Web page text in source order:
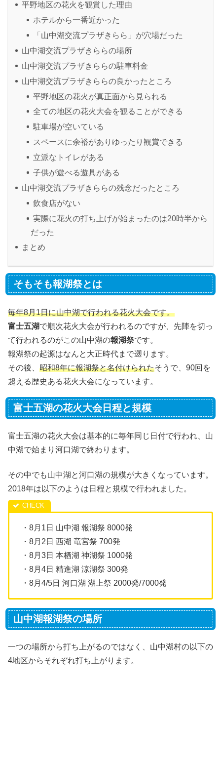
平野地区の花火を観賞した理由
ホテルから一番近かった
「山中湖交流プラザきらら」が穴場だった
山中湖交流プラザきららの場所
山中湖交流プラザきららの駐車料金
山中湖交流プラザきららの良かったところ
平野地区の花火が真正面から見られる
全ての地区の花火大会を観ることができる
駐車場が空いている
スペースに余裕がありゆったり観賞できる
立派なトイレがある
子供が遊べる遊具がある
山中湖交流プラザきららの残念だったところ
飲食店がない
実際に花火の打ち上げが始まったのは20時半から
だった
まとめ
そもそも報湖祭とは
毎年8月1日に山中湖で行われる花火大会です。
富士五湖で順次花火大会が行われるのですが、先陣を切っ
て行われるのがこの山中湖の報湖祭です。
報湖祭の起源はなんと大正時代まで遡ります。
その後、 昭和8年に報湖祭と名付けられたそうで、90回を
超える歴史ある花火大会になっています。
富士五湖の花火大会日程と規模
富士五湖の花火大会は基本的に毎年同じ日付で行われ、山
中湖で始まり河口湖で終わります。
その中でも山中湖と河口湖の規模が大きくなっています。
2018年は以下のようは日程と規模で行われました。
・8月1日 山中湖 報湖祭 8000発
・8月2日 西湖 竜宮祭 700発
・8月3日 本栖湖 神湖祭 1000発
・8月4日 精進湖 涼湖祭 300発
・8月4/5日 河口湖 湖上祭 2000発/7000発
山中湖報湖祭の場所
一つの場所から打ち上がるのではなく、山中湖村の以下の
4地区からそれぞれ打ち上がります。